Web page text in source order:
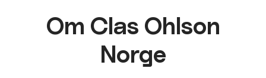
Om Clas Ohlson
Norge